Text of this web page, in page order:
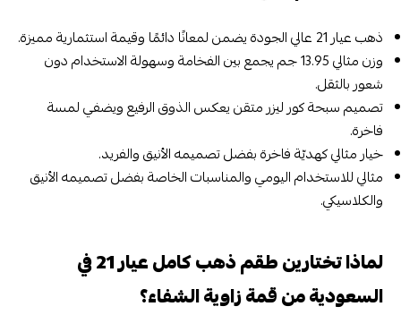
ذهب عيار 21 عالي الجودة يضمن لمعانًا دائمًا وقيمة استثمارية مميزة.
وزن مثالي 13.95 جم يجمع بين الفخامة وسهولة الاستخدام دون
شعور بالثقل.
تصميم سبحة كور ليزر متقن يعكس الذوق الرفيع ويضفي لمسة
فاخرة.
خيار مثالي كهديّة فاخرة بفضل تصميمه الأنيق والفريد.
مثالي للاستخدام اليومي والمناسبات الخاصة بفضل تصميمه الأنيق
والكلاسيكي.
لماذا تختارين طقم ذهب كامل عيار 21 في
السعودية من قمة زاوية الشفاء؟